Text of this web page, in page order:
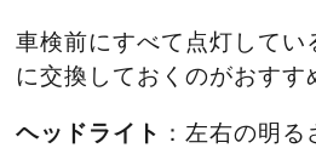
車検前にすべて点灯してい
に交換しておくのがおすす
ヘッドライト ：左右の明